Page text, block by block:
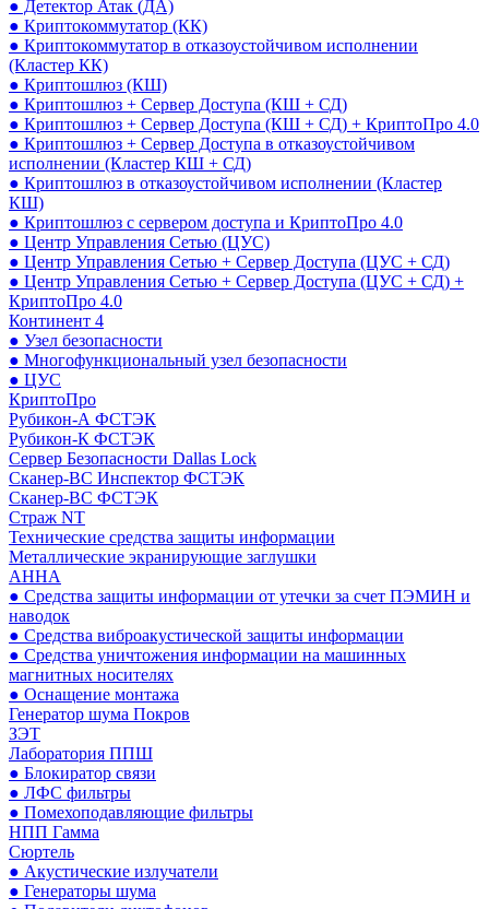
● Детектор Атак (ДА)
● Криптокоммутатор (КК)
● Криптокоммутатор в отказоустойчивом исполнении
(Кластер КК)
● Криптошлюз (КШ)
● Криптошлюз + Сервер Доступа (КШ + СД)
● Криптошлюз + Сервер Доступа (КШ + СД) + КриптоПро 4.0
● Криптошлюз + Сервер Доступа в отказоустойчивом
исполнении (Кластер КШ + СД)
● Криптошлюз в отказоустойчивом исполнении (Кластер
КШ)
● Криптошлюз с сервером доступа и КриптоПро 4.0
● Центр Управления Сетью (ЦУС)
● Центр Управления Сетью + Сервер Доступа (ЦУС + СД)
● Центр Управления Сетью + Сервер Доступа (ЦУС + СД) +
КриптоПро 4.0
Континент 4
● Узел безопасности
● Многофункциональный узел безопасности
● ЦУС
КриптоПро
Рубикон-А ФСТЭК
Рубикон-К ФСТЭК
Сервер Безопасности Dallas Lock
Сканер-ВС Инспектор ФСТЭК
Сканер-ВС ФСТЭК
Страж NT
Технические средства защиты информации
Металлические экранирующие заглушки
АННА
● Средства защиты информации от утечки за счет ПЭМИН и
наводок
● Средства виброакустической защиты информации
● Средства уничтожения информации на машинных
магнитных носителях
● Оснащение монтажа
Генератор шума Покров
ЗЭТ
Лаборатория ППШ
● Блокиратор связи
● ЛФС фильтры
● Помехоподавляющие фильтры
НПП Гамма
Сюртель
● Акустические излучатели
● Генераторы шума